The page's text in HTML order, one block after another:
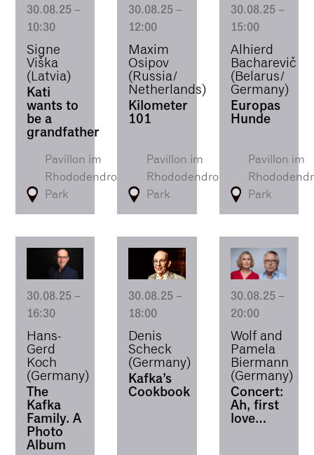
30.08.25 –
10:30
Signe
Viška
(Latvia)
Kati
wants to
be a
grandfather
Pavillon im
Rhododendron-
Park
30.08.25 –
12:00
Maxim
Osipov
(Russia/
Netherlands)
Kilometer
101
Pavillon im
Rhododendron-
Park
30.08.25 –
15:00
Alhierd
Bacharevič
(Belarus/
Germany)
Europas
Hunde
Pavillon im
Park
30.08.25 –
16:30
Hans-
Gerd
Koch
(Germany)
The
Kafka
Family. A
Photo
Album
30.08.25 –
18:00
Denis
Scheck
(Germany)
Kafka’s
Cookbook
30.08.25 –
20:00
Wolf and
Pamela
Biermann
(Germany)
Concert:
Ah, first
love…